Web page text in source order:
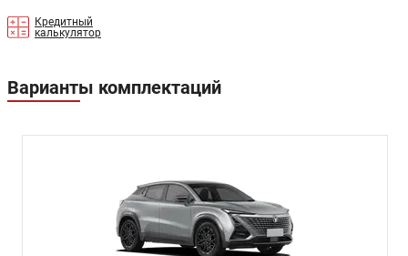
Кредитный
калькулятор
Варианты комплектаций